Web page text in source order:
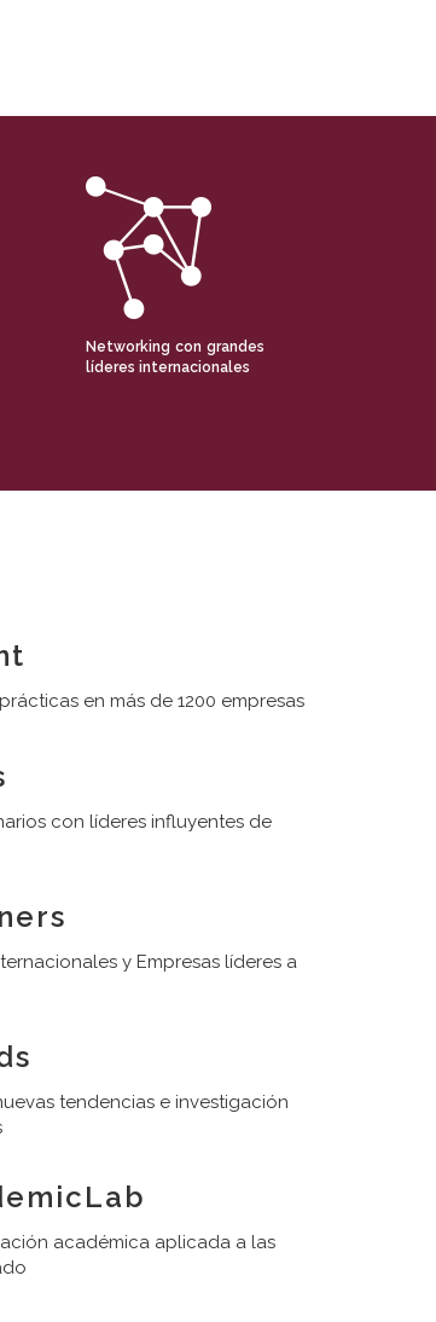
Networking con grandes
líderes internacionales
en más de 1200 empresas
con líderes influyentes de
y Empresas líderes a
tendencias e investigación
académica aplicada a las